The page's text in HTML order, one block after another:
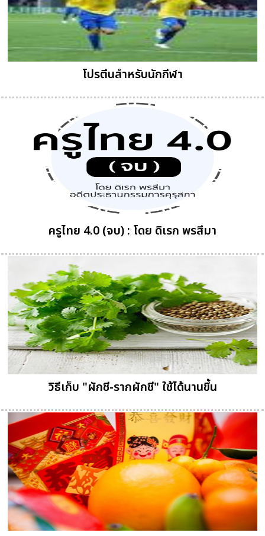
โปรตีนสำหรับนักกีฬา
ครูไทย 4.0 (จบ) : โดย ดิเรก พรสีมา
วิธีเก็บ "ผักชี-รากผักชี" ใช้ได้นานขึ้น